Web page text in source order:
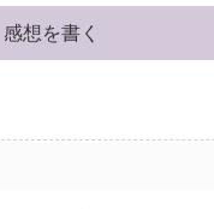
感想を書く